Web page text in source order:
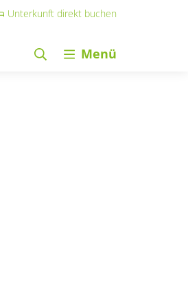
Unterkunft direkt buchen
Menü